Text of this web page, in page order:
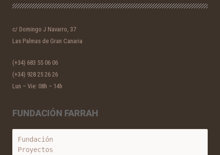
c/ Domingo J Navarro, 37
Las Palmas de Gran Canaria
(+34) 683 55 06 06
(+34) 928 25 26 26
Lun – Vie: 08h – 14h
FUNDACIÓN FARRAH
Fundación
Proyectos